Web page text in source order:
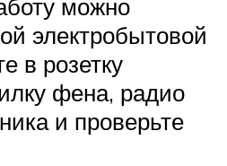
можно
электробытовой
в розетку
фена, радио
и проверьте